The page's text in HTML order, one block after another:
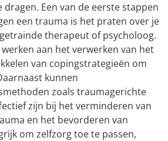
Een van de eerste stappen
een trauma is het praten over je
therapeut of psycholoog.
aan het verwerken van het
van copingstrategieën om
kunnen
zoals traumagerichte
zijn bij het verminderen van
en het bevorderen van
om zelfzorg toe te passen,